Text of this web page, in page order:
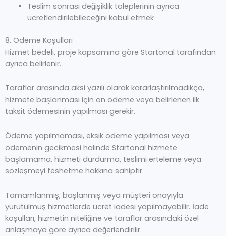
Teslim sonrası değişiklik taleplerinin ayrıca
ücretlendirilebileceğini kabul etmek
8. Ödeme Koşulları
Hizmet bedeli, proje kapsamına göre Startonal tarafından
ayrıca belirlenir.
Taraflar arasında aksi yazılı olarak kararlaştırılmadıkça,
hizmete başlanması için ön ödeme veya belirlenen ilk
taksit ödemesinin yapılması gerekir.
Ödeme yapılmaması, eksik ödeme yapılması veya
ödemenin gecikmesi halinde Startonal hizmete
başlamama, hizmeti durdurma, teslimi erteleme veya
sözleşmeyi feshetme hakkına sahiptir.
Tamamlanmış, başlanmış veya müşteri onayıyla
yürütülmüş hizmetlerde ücret iadesi yapılmayabilir. İade
koşulları, hizmetin niteliğine ve taraflar arasındaki özel
anlaşmaya göre ayrıca değerlendirilir.